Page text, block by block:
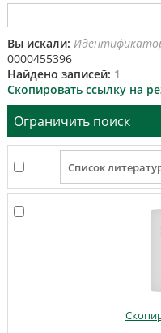
Вы искали:
0000455396
Найдено записей: 1
Скопировать ссылку на
Ограничить поиск